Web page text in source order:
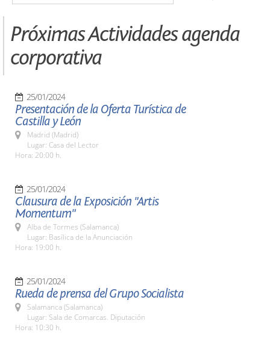
Próximas Actividades agenda
corporativa
25/01/2024
Presentación de la Oferta Turística de
Castilla y León
Madrid (Madrid)
Lugar: Casa del Lector
Hora: 20:00 h.
25/01/2024
Clausura de la Exposición "Artis
Momentum"
Alba de Tormes (Salamanca)
Lugar: Basílica de la Anunciación
Hora: 19:00 h.
25/01/2024
Rueda de prensa del Grupo Socialista
Salamanca (Salamanca)
Lugar: Sala de Comarcas. Diputación
Hora: 10:30 h.